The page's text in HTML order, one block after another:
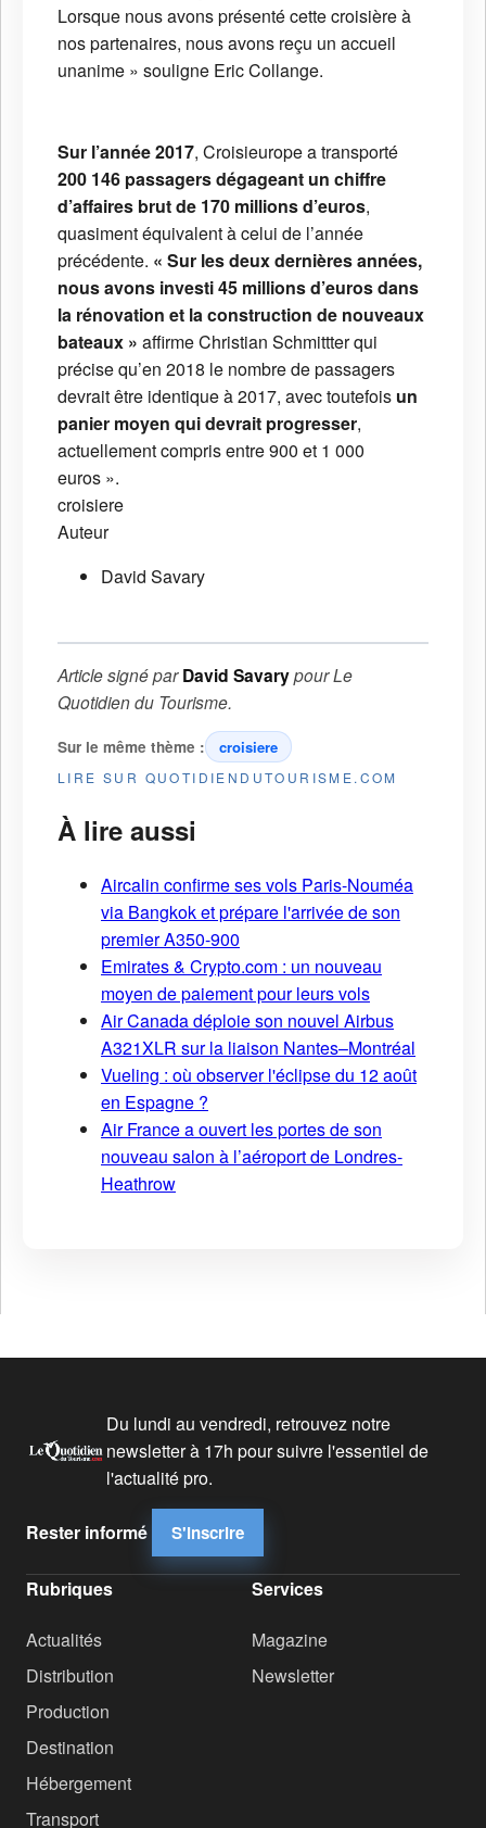
Lorsque nous avons présenté cette croisière à
nos partenaires, nous avons reçu un accueil
unanime » souligne Eric Collange.
Sur l’année 2017, Croisieurope a transporté
200 146 passagers dégageant un chiffre
d’affaires brut de 170 millions d’euros,
quasiment équivalent à celui de l’année
précédente. « Sur les deux dernières années,
nous avons investi 45 millions d’euros dans
la rénovation et la construction de nouveaux
bateaux » affirme Christian Schmittter qui
précise qu’en 2018 le nombre de passagers
devrait être identique à 2017, avec toutefois un
panier moyen qui devrait progresser,
actuellement compris entre 900 et 1 000
euros ».
croisiere
Auteur
David Savary
Article signé parDavid SavarypourLe
Quotidien du Tourisme.
Sur le même thème : croisiere
LIRE SUR QUOTIDIENDUTOURISME.COM
À lire aussi
Aircalin confirme ses vols Paris-Nouméa
via Bangkok et prépare l'arrivée de son
premier A350-900
Emirates & Crypto.com : un nouveau
moyen de paiement pour leurs vols
Air Canada déploie son nouvel Airbus
A321XLR sur la liaison Nantes–Montréal
Vueling : où observer l'éclipse du 12 août
en Espagne ?
Air France a ouvert les portes de son
nouveau salon à l’aéroport de Londres-
Heathrow
Du lundi au vendredi, retrouvez notre
newsletter à 17h pour suivre l'essentiel de
l'actualité pro.
Rester informé S'inscrire
Rubriques
Actualités
Distribution
Production
Destination
Hébergement
Transport
Services
Magazine
Newsletter